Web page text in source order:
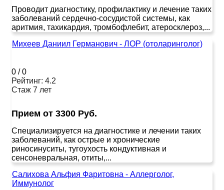
Проводит диагностику, профилактику и лечение таких
заболеваний сердечно-сосудистой системы, как
аритмия, тахикардия, тромбофлебит, атеросклероз,...
Михеев Даниил Германович - ЛОР (отоларинголог)
0 /0
Рейтинг: 4.2
Стаж 7 лет
Прием от 3300 Руб.
Специализируется на диагностике и лечении таких
заболеваний, как острые и хронические
риносинуситы, тугоухость кондуктивная и
сенсоневральная, отиты,...
Салихова Альфия Фаритовна - Аллерголог,
Иммунолог